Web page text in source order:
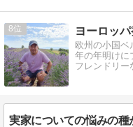
8
欧州の小国ベ
年の年明けに
フレンドリー
実家についての悩みの種